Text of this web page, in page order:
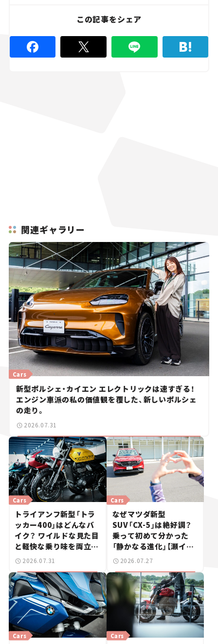
%
この記事をシェア
関連ギャラリー
Cars
新型ポルシェ・カイエン エレクトリックは速すぎる！
エンジン車派の私の価値観を覆した、新しいポルシェ
の走り。
2026.07.31
Cars
トライアンフ新型「トラ
ッカー400」はどんなバ
イク？ ワイルドな見た目
と軽快な乗り味を両立し
た400ccフラットトラッ
2026.07.31
Cars
なぜマツダ新型
SUV「CX-5」は絶好調？
乗って初めて分かった
「静かなる進化」【瀬イオ
ナの試乗レビュー】
2026.07.27
Cars Cars